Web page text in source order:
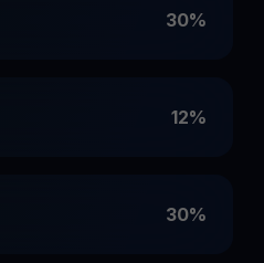
30%
12%
30%